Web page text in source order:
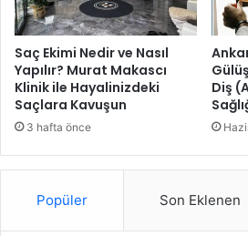
ğ
i
t
i
m
i
İ
Saç Ekimi Nedir ve Nasıl
Yapılır? Murat Makascı
Klinik ile Hayalinizdeki
Saçlara Kavuşun
3 hafta önce
Diş
Popüler Son Eklenen